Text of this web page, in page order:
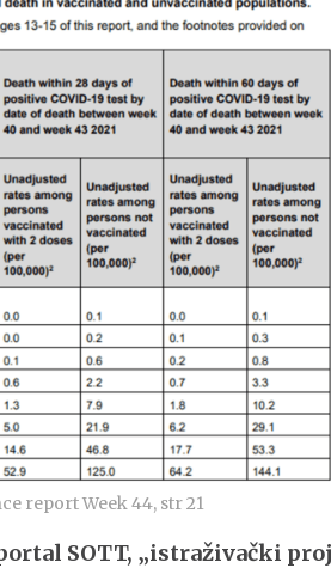
report Week 44, str 21
SOTT, „istraživački